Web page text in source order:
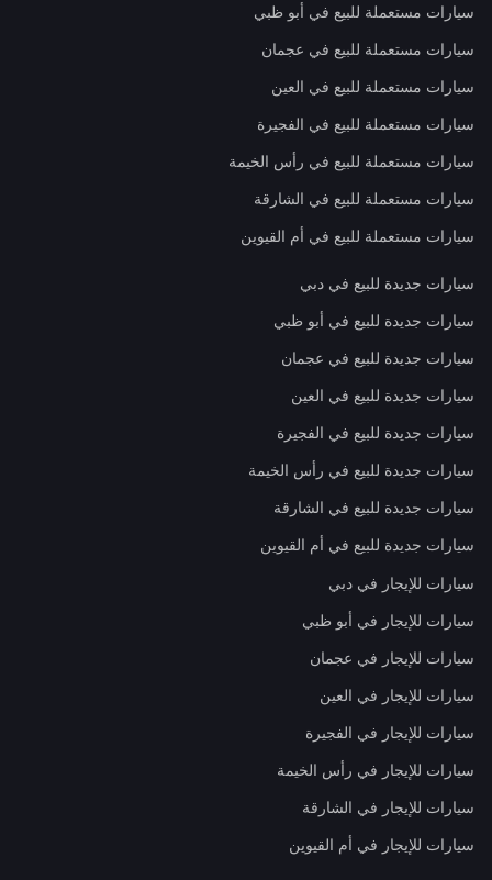
سيارات مستعملة للبيع في أبو ظبي
سيارات مستعملة للبيع في عجمان
سيارات مستعملة للبيع في العين
سيارات مستعملة للبيع في الفجيرة
سيارات مستعملة للبيع في رأس الخيمة
سيارات مستعملة للبيع في الشارقة
سيارات مستعملة للبيع في أم القيوين
سيارات جديدة للبيع في دبي
سيارات جديدة للبيع في أبو ظبي
سيارات جديدة للبيع في عجمان
سيارات جديدة للبيع في العين
سيارات جديدة للبيع في الفجيرة
سيارات جديدة للبيع في رأس الخيمة
سيارات جديدة للبيع في الشارقة
سيارات جديدة للبيع في أم القيوين
سيارات للإيجار في دبي
سيارات للإيجار في أبو ظبي
سيارات للإيجار في عجمان
سيارات للإيجار في العين
سيارات للإيجار في الفجيرة
سيارات للإيجار في رأس الخيمة
سيارات للإيجار في الشارقة
سيارات للإيجار في أم القيوين